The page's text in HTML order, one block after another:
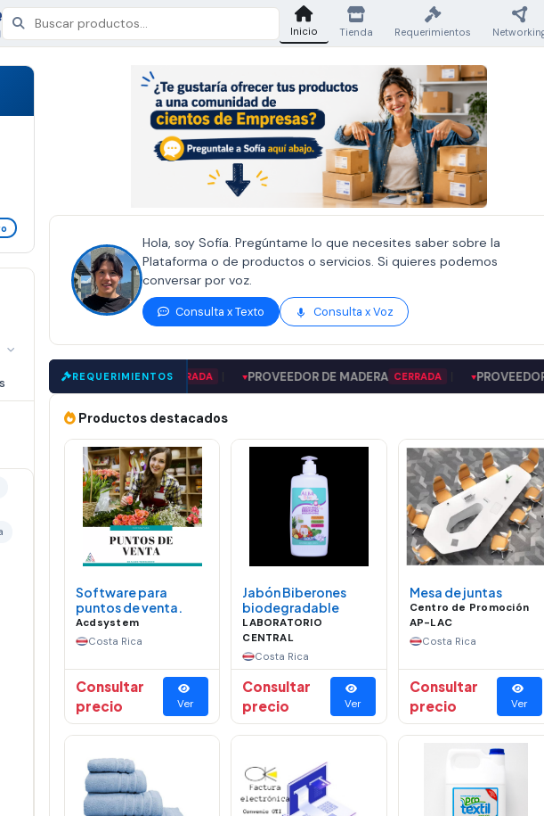
Inicio Tienda Requerimientos
Hola, soy Sofía. Pregúntame lo que necesites saber sobre la
Plataforma o de productos o servicios. Si quieres podemos
conversar por voz.
Consulta x Texto Consulta x Voz
REQUERIMIENTOS
▼paraguas CERRADA ▼PROVEEDOR DE MADERA CERRADA | ▼PROVEEDOR DE
Productos destacados
Software para
puntos de venta.
Acdsystem
Costa Rica
Consultar
precio
Ver
Jabón Biberones
biodegradable
LABORATORIO
CENTRAL
Costa Rica
Consultar
precio
Ver
Mesa de juntas
Centro de Promoción
AP-LAC
Costa Rica
Consultar
precio
Ver